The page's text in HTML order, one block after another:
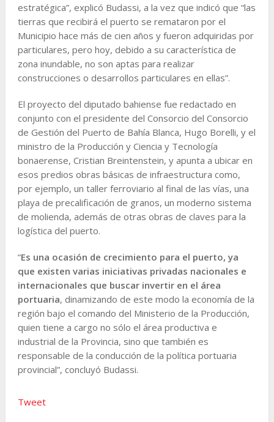
estratégica”, explicó Budassi, a la vez que indicó que “las
tierras que recibirá el puerto se remataron por el
Municipio hace más de cien años y fueron adquiridas por
particulares, pero hoy, debido a su característica de
zona inundable, no son aptas para realizar
construcciones o desarrollos particulares en ellas”.
El proyecto del diputado bahiense fue redactado en
conjunto con el presidente del Consorcio del Consorcio
de Gestión del Puerto de Bahía Blanca, Hugo Borelli, y el
ministro de la Producción y Ciencia y Tecnología
bonaerense, Cristian Breintenstein, y apunta a ubicar en
esos predios obras básicas de infraestructura como,
por ejemplo, un taller ferroviario al final de las vías, una
playa de precalificación de granos, un moderno sistema
de molienda, además de otras obras de claves para la
logística del puerto.
“Es una ocasión de crecimiento para el puerto, ya
que existen varias iniciativas privadas nacionales e
internacionales que buscar invertir en el área
portuaria, dinamizando de este modo la economía de la
región bajo el comando del Ministerio de la Producción,
quien tiene a cargo no sólo el área productiva e
industrial de la Provincia, sino que también es
responsable de la conducción de la política portuaria
provincial”, concluyó Budassi.
Tweet